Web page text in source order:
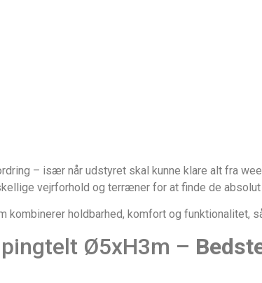
– især når udstyret skal kunne klare alt fra
vejrforhold og terræner for at finde de
kombinerer holdbarhed, komfort og funktionalitet,
Ø5xH3m –